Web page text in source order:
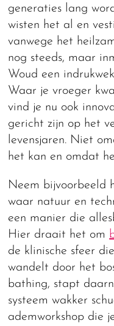
generaties lang
wisten het al en
vanwege het
nog steeds, maar
Woud een
Waar je vroeger
vind je nu ook
gericht zijn op het
levensjaren. Niet
het kan en omdat
Neem bijvoorbeeld
waar natuur en
een manier die
Hier draait het om
de klinische sfeer
wandelt door het
bathing, stapt
systeem wakker
ademworkshop die